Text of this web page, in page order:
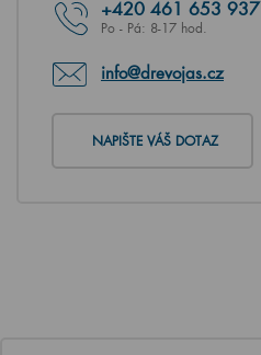
+420 461 653 937
Po - Pá: 8-17 hod.
info@drevojas.cz
NAPIŠTE VÁŠ DOTAZ